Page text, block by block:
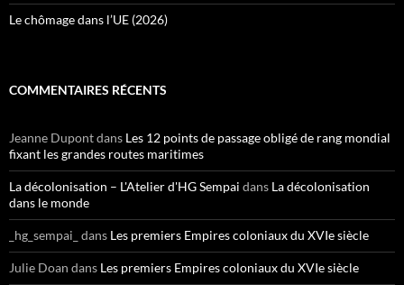
Le chômage dans l’UE (2026)
COMMENTAIRES RÉCENTS
Jeanne Dupontdans Les 12 points de passage obligé de rang mondial
fixant les grandes routes maritimes
La décolonisation – L'Atelier d'HG Sempai dans La décolonisation
dans le monde
_hg_sempai_ dans Les premiers Empires coloniaux du XVIe siècle
Julie Doan dans Les premiers Empires coloniaux du XVIe siècle